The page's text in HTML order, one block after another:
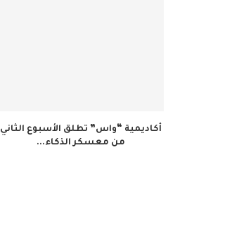
أكاديمية “واس” تطلق الأسبوع الثاني
من معسكر الذكاء...